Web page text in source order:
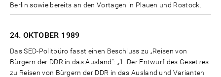
Berlin sowie bereits an den Vortagen in Plauen und Rostock.
24. OKTOBER 1989
Das SED-Politbüro fasst einen Beschluss zu „Reisen von
Bürgern der DDR in das Ausland": „1. Der Entwurf des Gesetzes
zu Reisen von Bürgern der DDR in das Ausland und Varianten